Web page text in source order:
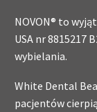
NOVON® to
USA nr 8815217
wybielania.
White Dental
pacjentów